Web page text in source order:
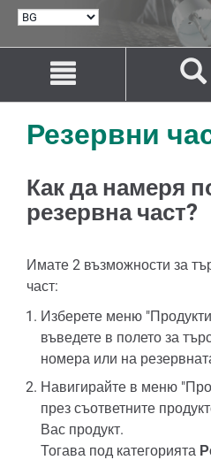
ИЗБИРАНЕ
ЕЗИК
Преминаване
съдържанието
Преминаване
навигацията
Резервни
Как да намеря
резервна част?
Имате 2 възможности за
част:
Изберете меню
въведете в полето за
номера или на
Навигирайте в меню
през съответните
Вас продукт.
Тогава под категорията